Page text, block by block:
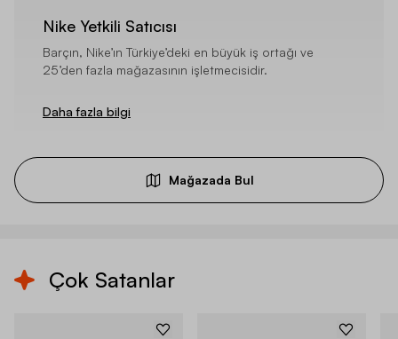
Nike Yetkili Satıcısı
Barçın, Nike’ın Türkiye’deki en büyük iş ortağı ve
25’den fazla mağazasının işletmecisidir.
Daha fazla bilgi
Mağazada Bul
Çok Satanlar